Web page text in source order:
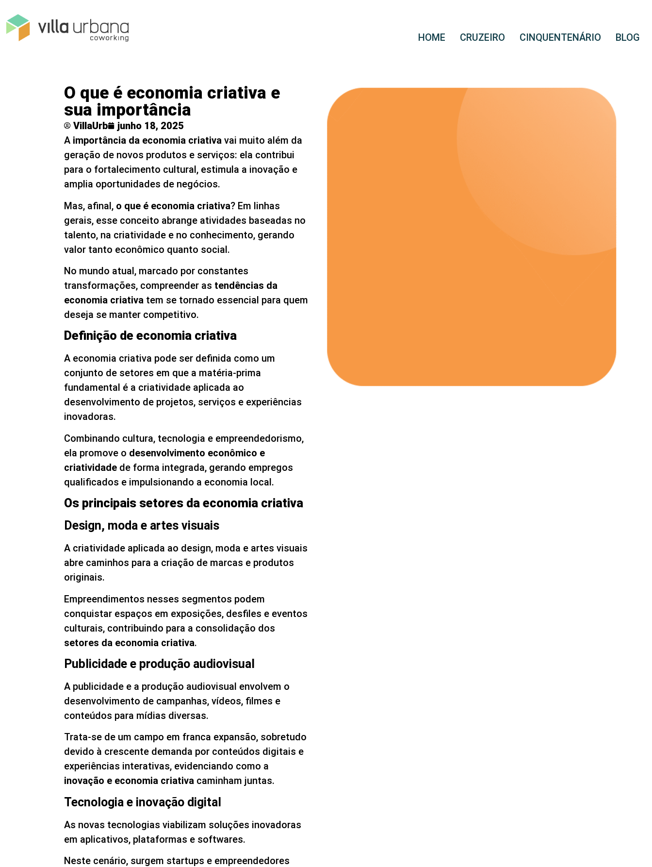
HOME CRUZEIRO CINQUENTENÁRIO BLOG
O que é economia criativa e
sua importância
VillaUrb
junho 18, 2025
A importância da economia criativa vai muito além da
geração de novos produtos e serviços: ela contribui
para o fortalecimento cultural, estimula a inovação e
amplia oportunidades de negócios.
Mas, afinal, o que é economia criativa? Em linhas
gerais, esse conceito abrange atividades baseadas no
talento, na criatividade e no conhecimento, gerando
valor tanto econômico quanto social.
No mundo atual, marcado por constantes
transformações, compreender as tendências da
economia criativa tem se tornado essencial para quem
deseja se manter competitivo.
Definição de economia criativa
A economia criativa pode ser definida como um
conjunto de setores em que a matéria-prima
fundamental é a criatividade aplicada ao
desenvolvimento de projetos, serviços e experiências
inovadoras.
Combinando cultura, tecnologia e empreendedorismo,
ela promove o desenvolvimento econômico e
criatividade de forma integrada, gerando empregos
qualificados e impulsionando a economia local.
Os principais setores da economia criativa
Design, moda e artes visuais
A criatividade aplicada ao design, moda e artes visuais
abre caminhos para a criação de marcas e produtos
originais.
Empreendimentos nesses segmentos podem
conquistar espaços em exposições, desfiles e eventos
culturais, contribuindo para a consolidação dos
setores da economia criativa.
Publicidade e produção audiovisual
A publicidade e a produção audiovisual envolvem o
desenvolvimento de campanhas, vídeos, filmes e
conteúdos para mídias diversas.
Trata-se de um campo em franca expansão, sobretudo
devido à crescente demanda por conteúdos digitais e
experiências interativas, evidenciando como a
inovação e economia criativa caminham juntas.
Tecnologia e inovação digital
As novas tecnologias viabilizam soluções inovadoras
em aplicativos, plataformas e softwares.
Neste cenário, surgem startups e empreendedores